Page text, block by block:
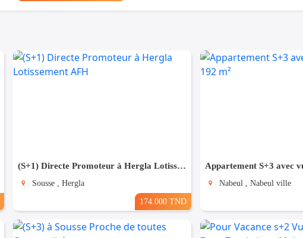
(S+1) Directe Promoteur à Hergla Lotissement AFH
Sousse , Hergla
174.000 TND
Nabeul , Nabeul ville